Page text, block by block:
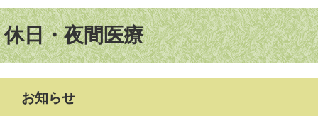
て
本
文
へ
本
文休日・夜間医療
お知らせ